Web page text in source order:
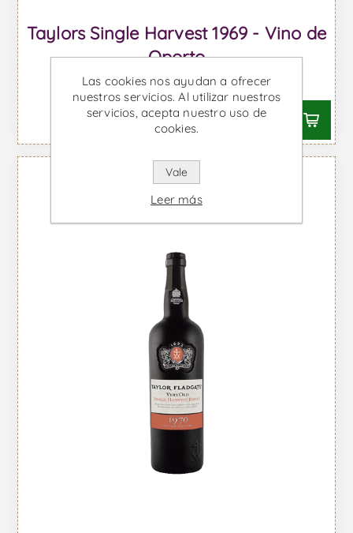
Taylors Single Harvest 1969 - Vino de
Oporto
Desde €335,72 IVA incl.
Las cookies nos ayudan a ofrecer
nuestros servicios. Al utilizar nuestros
servicios, acepta nuestro uso de
cookies.
Vale
Leer más